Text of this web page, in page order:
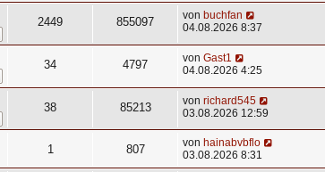
2449 855097 von buchfan
04.08.2026 8:37
34 4797 von Gast1
04.08.2026 4:25
38 85213 von richard545
03.08.2026 12:59
1 807 von hainabvbflo
03.08.2026 8:31